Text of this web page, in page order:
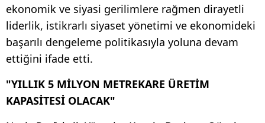
ekonomik ve siyasi gerilimlere rağmen dirayetli
liderlik, istikrarlı siyaset yönetimi ve ekonomideki
başarılı dengeleme politikasıyla yoluna devam
ettiğini ifade etti.
"YILLIK 5 MİLYON METREKARE ÜRETİM
KAPASİTESİ OLACAK"